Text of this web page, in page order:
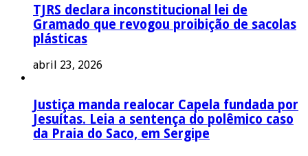
TJRS declara inconstitucional lei de
Gramado que revogou proibição de sacolas
plásticas
abril 23, 2026
Justiça manda realocar Capela fundada por
Jesuítas. Leia a sentença do polêmico caso
da Praia do Saco, em Sergipe